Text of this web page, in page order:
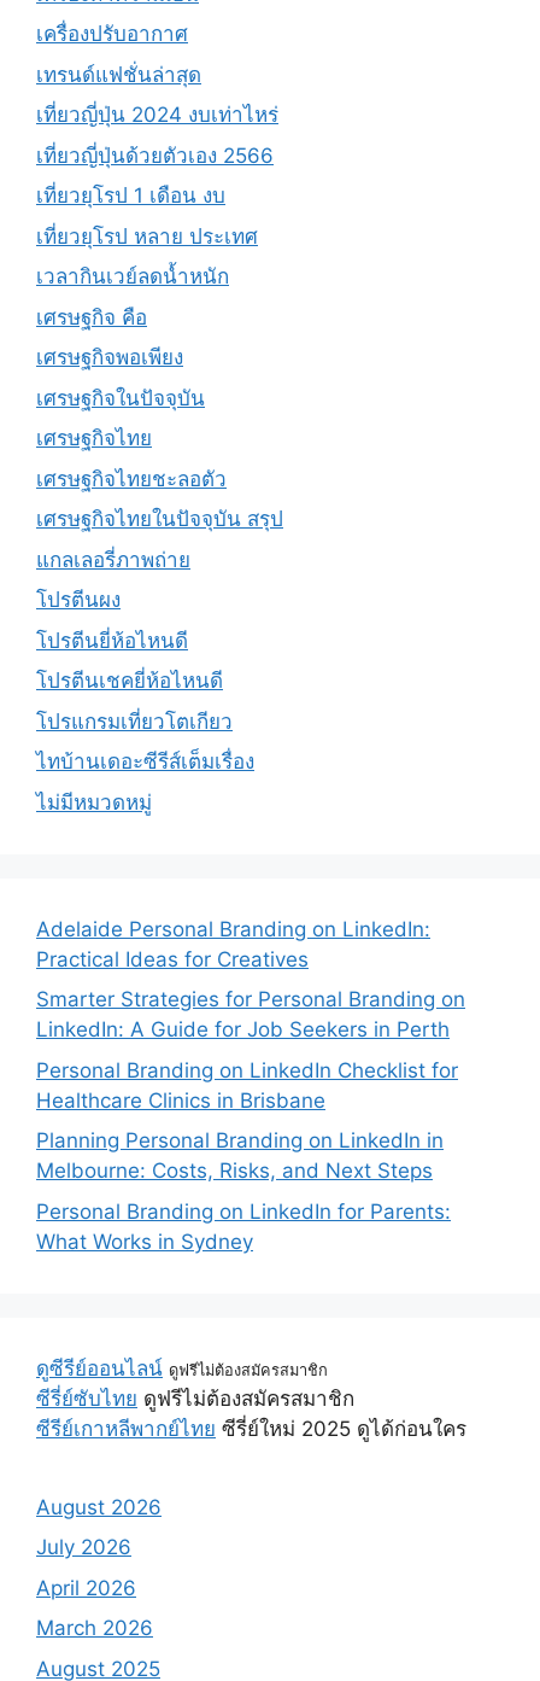
เครื่องปรับอากาศ
เทรนด์แฟชั่นล่าสุด
เที่ยวญี่ปุ่น 2024 งบเท่าไหร่
เที่ยวญี่ปุ่นด้วยตัวเอง 2566
เที่ยวยุโรป 1 เดือน งบ
เที่ยวยุโรป หลาย ประเทศ
เวลากินเวย์ลดน้ำหนัก
เศรษฐกิจ คือ
เศรษฐกิจพอเพียง
เศรษฐกิจในปัจจุบัน
เศรษฐกิจไทย
เศรษฐกิจไทยชะลอตัว
เศรษฐกิจไทยในปัจจุบัน สรุป
แกลเลอรี่ภาพถ่าย
โปรตีนผง
โปรตีนยี่ห้อไหนดี
โปรตีนเชคยี่ห้อไหนดี
โปรแกรมเที่ยวโตเกียว
ไทบ้านเดอะซีรีส์เต็มเรื่อง
ไม่มีหมวดหมู่
Adelaide Personal Branding on LinkedIn:
Practical Ideas for Creatives
Smarter Strategies for Personal Branding on
LinkedIn: A Guide for Job Seekers in Perth
Personal Branding on LinkedIn Checklist for
Healthcare Clinics in Brisbane
Planning Personal Branding on LinkedIn in
Melbourne: Costs, Risks, and Next Steps
Personal Branding on LinkedIn for Parents:
What Works in Sydney
ดูซีรีย์ออนไลน์ ดูฟรีไม่ต้องสมัครสมาชิก
ซีรี่ย์ซับไทย ดูฟรีไม่ต้องสมัครสมาชิก
ซีรีย์เกาหลีพากย์ไทย ซีรี่ย์ใหม่ 2025 ดูได้ก่อนใคร
August 2026
July 2026
April 2026
March 2026
August 2025